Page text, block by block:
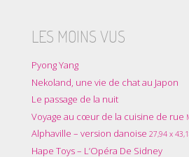
LES MOINS VUS
Pyong Yang
Nekoland, une vie de chat au Japon
Le passage de la nuit
Voyage au cœur de la cuisine de rue
Alphaville – version danoise 27,94 x
Hape Toys – L’Opéra De Sidney